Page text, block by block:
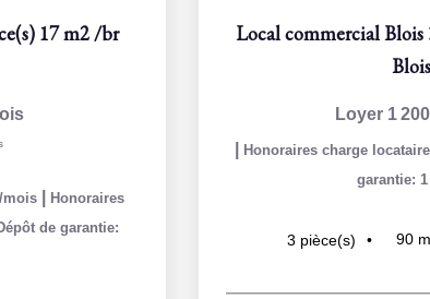
17 m2/br
mois
Honoraires
de garantie:
Local commercial Blois
Blois
Loyer 1
Honoraires charge
garantie: 1
3 pièce(s) 90